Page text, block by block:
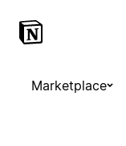
Marketplace